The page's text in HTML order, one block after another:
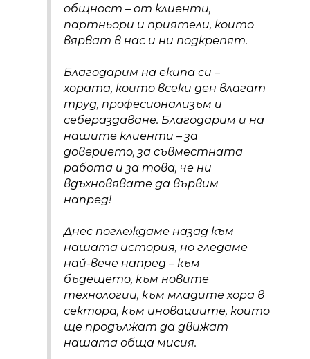
общност – от клиенти,
партньори и приятели, които
вярват в нас и ни подкрепят.
Благодарим на екипа си –
хората, които всеки ден влагат
труд, професионализъм и
себераздаване. Благодарим и на
нашите клиенти – за
доверието, за съвместната
работа и за това, че ни
вдъхновявате да вървим
напред!
Днес поглеждаме назад към
нашата история, но гледаме
най-вече напред – към
бъдещето, към новите
технологии, към младите хора в
сектора, към иновациите, които
ще продължат да движат
нашата обща мисия.